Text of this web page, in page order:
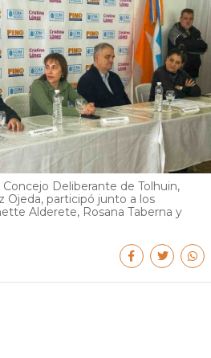
Deliberante de Tolhuin,
Ojeda, participó junto a los
Alderete, Rosana Taberna y